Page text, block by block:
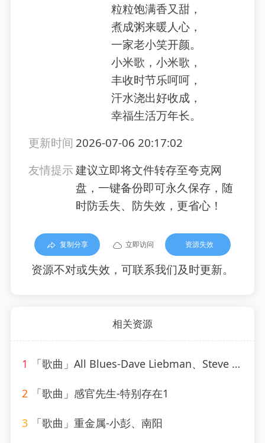
粒粒饱满香又甜，
煮成粥来暖人心，
一家老小笑开颜。
小米歌，小米歌，
丰收时节乐呵呵，
汗水浇出好收成，
幸福生活万年长。
更新时间 2026-07-06 20:17:02
友情提示建议立即将文件转存至夸克网
盘，一键备份即可永久保存，随
时防丢失、防失效，更省心！
复制分享 立即访问 资源失效
资源不对或失效，可联系我们及时更新。
相关资源
1 「歌曲」All Blues-Dave Liebman、Steve Swallow、Adam Nussbaum
2 「歌曲」感官先生-特别存在1
3 「歌曲」重金属-小彭、南阳